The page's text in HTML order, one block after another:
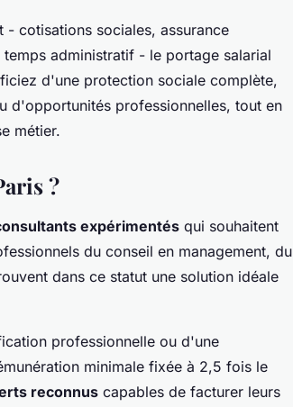
cotisations sociales, assurance
administratif - le portage salarial
d'une protection sociale complète,
d'opportunités professionnelles, tout en
métier.
?
expérimentés qui souhaitent
du conseil en management, du
dans ce statut une solution idéale
professionnelle ou d'une
minimale fixée à 2,5 fois le
reconnus capables de facturer leurs